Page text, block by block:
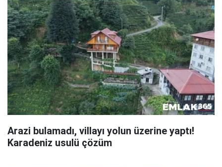
Arazi bulamadı, villayı yolun üzerine yaptı!
Karadeniz usulü çözüm